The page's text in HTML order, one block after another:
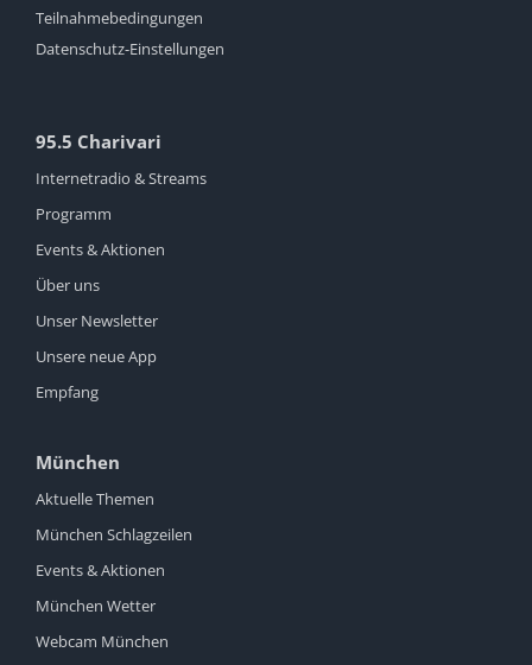
Teilnahmebedingungen
Datenschutz-Einstellungen
95.5 Charivari
Internetradio & Streams
Programm
Events & Aktionen
Über uns
Unser Newsletter
Unsere neue App
Empfang
München
Aktuelle Themen
München Schlagzeilen
Events & Aktionen
München Wetter
Webcam München